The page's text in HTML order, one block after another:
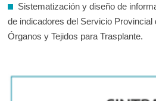
Sistematización y diseño de
de indicadores del Servicio Provincial
Órganos y Tejidos para Trasplante.